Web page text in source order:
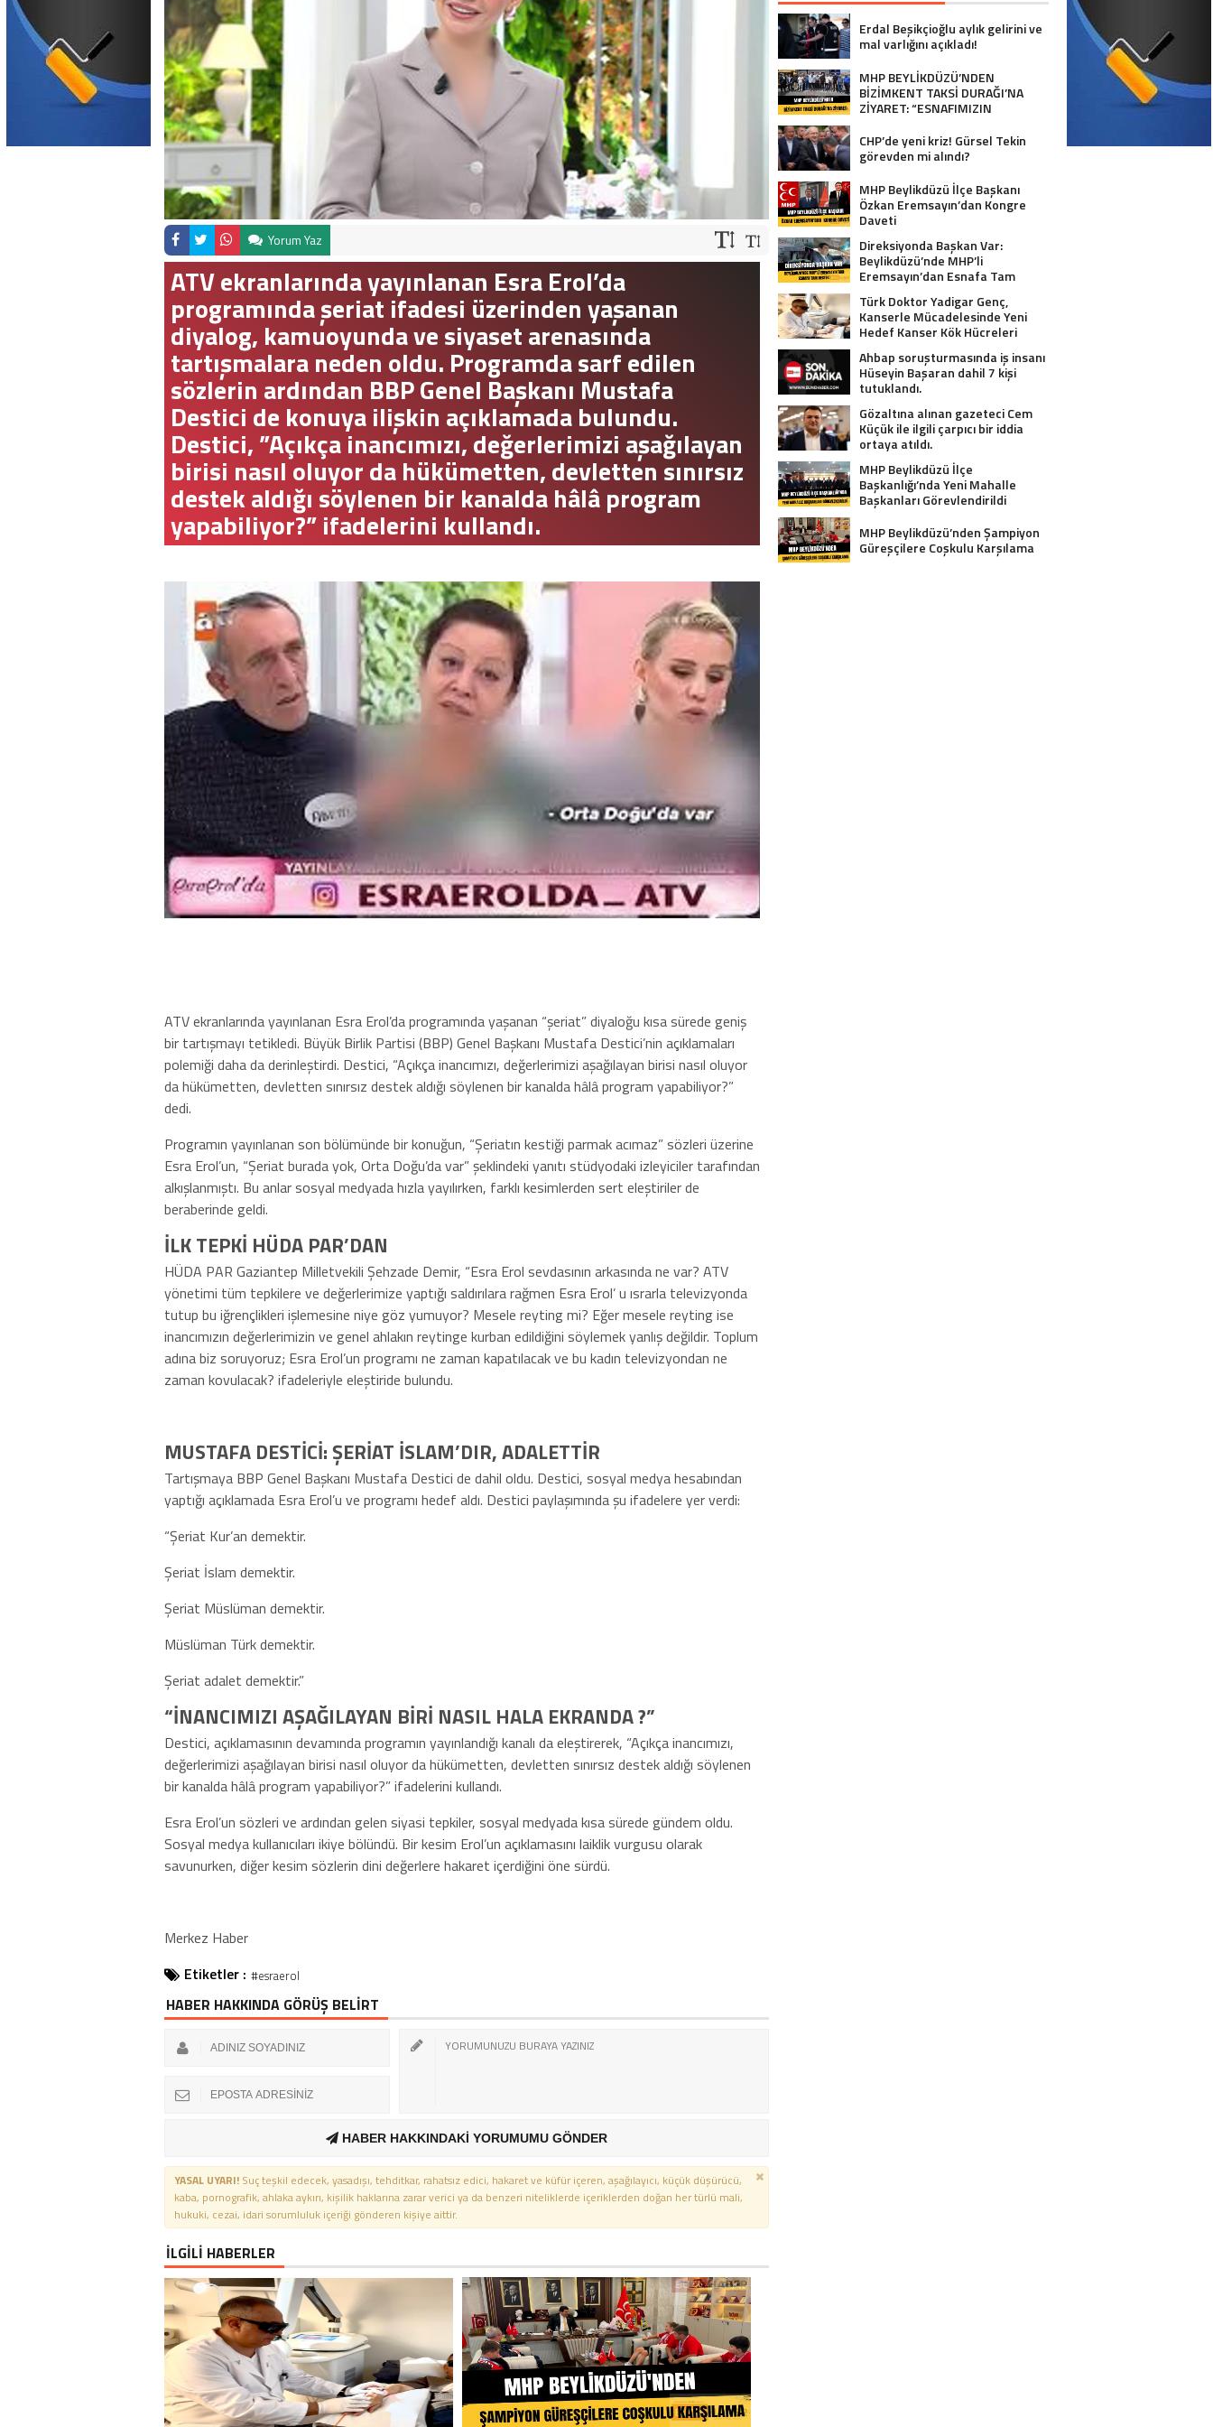
Yorum Yaz
ATV ekranlarında yayınlanan Esra Erol’da
programında şeriat ifadesi üzerinden yaşanan
diyalog, kamuoyunda ve siyaset arenasında
tartışmalara neden oldu. Programda sarf edilen
sözlerin ardından BBP Genel Başkanı Mustafa
Destici de konuya ilişkin açıklamada bulundu.
Destici, ”Açıkça inancımızı, değerlerimizi aşağılayan
birisi nasıl oluyor da hükümetten, devletten sınırsız
destek aldığı söylenen bir kanalda hâlâ program
yapabiliyor?” ifadelerini kullandı.
ATV ekranlarında yayınlanan Esra Erol’da programında yaşanan “şeriat” diyaloğu kısa sürede geniş
bir tartışmayı tetikledi. Büyük Birlik Partisi (BBP) Genel Başkanı Mustafa Destici’nin açıklamaları
polemiği daha da derinleştirdi. Destici, “Açıkça inancımızı, değerlerimizi aşağılayan birisi nasıl oluyor
da hükümetten, devletten sınırsız destek aldığı söylenen bir kanalda hâlâ program yapabiliyor?”
dedi.
Programın yayınlanan son bölümünde bir konuğun, “Şeriatın kestiği parmak acımaz” sözleri üzerine
Esra Erol’un, “Şeriat burada yok, Orta Doğu’da var” şeklindeki yanıtı stüdyodaki izleyiciler tarafından
alkışlanmıştı. Bu anlar sosyal medyada hızla yayılırken, farklı kesimlerden sert eleştiriler de
beraberinde geldi.
İLK TEPKİ HÜDA PAR’DAN
HÜDA PAR Gaziantep Milletvekili Şehzade Demir, “Esra Erol sevdasının arkasında ne var? ATV
yönetimi tüm tepkilere ve değerlerimize yaptığı saldırılara rağmen Esra Erol’ u ısrarla televizyonda
tutup bu iğrençlikleri işlemesine niye göz yumuyor? Mesele reyting mi? Eğer mesele reyting ise
inancımızın değerlerimizin ve genel ahlakın reytinge kurban edildiğini söylemek yanlış değildir. Toplum
adına biz soruyoruz; Esra Erol’un programı ne zaman kapatılacak ve bu kadın televizyondan ne
zaman kovulacak? ifadeleriyle eleştiride bulundu.
MUSTAFA DESTİCİ: ŞERİAT İSLAM’DIR, ADALETTİR
Tartışmaya BBP Genel Başkanı Mustafa Destici de dahil oldu. Destici, sosyal medya hesabından
yaptığı açıklamada Esra Erol’u ve programı hedef aldı. Destici paylaşımında şu ifadelere yer verdi:
“Şeriat Kur’an demektir.
Şeriat İslam demektir.
Şeriat Müslüman demektir.
Müslüman Türk demektir.
Şeriat adalet demektir.”
“İNANCIMIZI AŞAĞILAYAN BİRİ NASIL HALA EKRANDA ?”
Destici, açıklamasının devamında programın yayınlandığı kanalı da eleştirerek, “Açıkça inancımızı,
değerlerimizi aşağılayan birisi nasıl oluyor da hükümetten, devletten sınırsız destek aldığı söylenen
bir kanalda hâlâ program yapabiliyor?” ifadelerini kullandı.
Esra Erol’un sözleri ve ardından gelen siyasi tepkiler, sosyal medyada kısa sürede gündem oldu.
Sosyal medya kullanıcıları ikiye bölündü. Bir kesim Erol’un açıklamasını laiklik vurgusu olarak
savunurken, diğer kesim sözlerin dini değerlere hakaret içerdiğini öne sürdü.
Merkez Haber
Etiketler : #esraerol
HABER HAKKINDA GÖRÜŞ BELİRT
HABER HAKKINDAKİ YORUMUMU GÖNDER
YASAL UYARI! Suç teşkil edecek, yasadışı, tehditkar, rahatsız edici, hakaret ve küfür içeren, aşağılayıcı, küçük düşürücü,
kaba, pornografik, ahlaka aykırı, kişilik haklarına zarar verici ya da benzeri niteliklerde içeriklerden doğan her türlü mali,
hukuki, cezai, idari sorumluluk içeriği gönderen kişiye aittir.
İLGİLİ HABERLER
Erdal Beşikçioğlu aylık gelirini ve
mal varlığını açıkladı!
MHP BEYLİKDÜZÜ’NDEN
BİZİMKENT TAKSİ DURAĞI’NA
ZİYARET: “ESNAFIMIZIN
CHP’de yeni kriz! Gürsel Tekin
görevden mi alındı?
MHP Beylikdüzü İlçe Başkanı
Özkan Eremsayın’dan Kongre
Daveti
Direksiyonda Başkan Var:
Beylikdüzü’nde MHP’li
Eremsayın’dan Esnafa Tam
Türk Doktor Yadigar Genç,
Kanserle Mücadelesinde Yeni
Hedef Kanser Kök Hücreleri
Ahbap soruşturmasında iş insanı
Hüseyin Başaran dahil 7 kişi
tutuklandı.
Gözaltına alınan gazeteci Cem
Küçük ile ilgili çarpıcı bir iddia
ortaya atıldı.
MHP Beylikdüzü İlçe
Başkanlığı’nda Yeni Mahalle
Başkanları Görevlendirildi
MHP Beylikdüzü’nden Şampiyon
Güreşçilere Coşkulu Karşılama